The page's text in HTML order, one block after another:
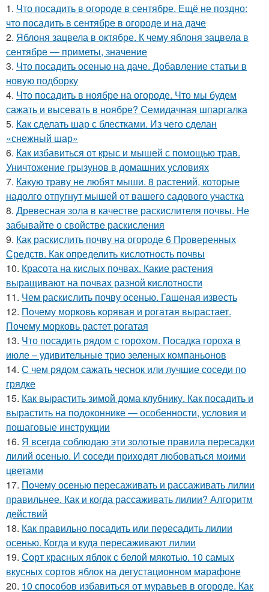
1. Что посадить в огороде в сентябре. Ещё не поздно:
что посадить в сентябре в огороде и на даче
2. Яблоня зацвела в октябре. К чему яблоня зацвела в
сентябре — приметы, значение
3. Что посадить осенью на даче. Добавление статьи в
новую подборку
4. Что посадить в ноябре на огороде. Что мы будем
сажать и высевать в ноябре? Семидачная шпаргалка
5. Как сделать шар с блестками. Из чего сделан
«снежный шар»
6. Как избавиться от крыс и мышей с помощью трав.
Уничтожение грызунов в домашних условиях
7. Какую траву не любят мыши. 8 растений, которые
надолго отпугнут мышей от вашего садового участка
8. Древесная зола в качестве раскислителя почвы. Не
забывайте о свойстве раскисления
9. Как раскислить почву на огороде 6 Проверенных
Средств. Как определить кислотность почвы
10. Красота на кислых почвах. Какие растения
выращивают на почвах разной кислотности
11. Чем раскислить почву осенью. Гашеная известь
12. Почему морковь корявая и рогатая вырастает.
Почему морковь растет рогатая
13. Что посадить рядом с горохом. Посадка гороха в
июле – удивительные трио зеленых компаньонов
14. С чем рядом сажать чеснок или лучшие соседи по
грядке
15. Как вырастить зимой дома клубнику. Как посадить и
вырастить на подоконнике — особенности, условия и
пошаговые инструкции
16. Я всегда соблюдаю эти золотые правила пересадки
лилий осенью. И соседи приходят любоваться моими
цветами
17. Почему осенью пересаживать и рассаживать лилии
правильнее. Как и когда рассаживать лилии? Алгоритм
действий
18. Как правильно посадить или пересадить лилии
осенью. Когда и куда пересаживают лилии
19. Сорт красных яблок с белой мякотью. 10 самых
вкусных сортов яблок на дегустационном марафоне
20. 10 способов избавиться от муравьев в огороде. Как